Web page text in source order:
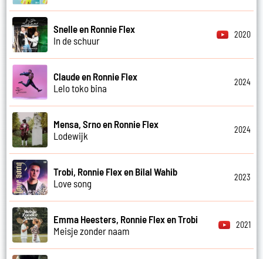
Snelle en Ronnie Flex
In de schuur
2020
Claude en Ronnie Flex
Lelo toko bina
2024
Mensa, Srno en Ronnie Flex
Lodewijk
2024
Trobi, Ronnie Flex en Bilal Wahib
Love song
2023
Emma Heesters, Ronnie Flex en Trobi
Meisje zonder naam
2021